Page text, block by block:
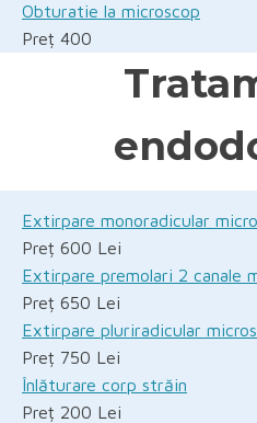
Obturatie la microscop
Preț 400
Extirpare monoradicular
Preț 600 Lei
Extirpare premolari 2 canale
Preț 650 Lei
Extirpare pluriradicular
Preț 750 Lei
Înlăturare corp străin
Preț 200 Lei